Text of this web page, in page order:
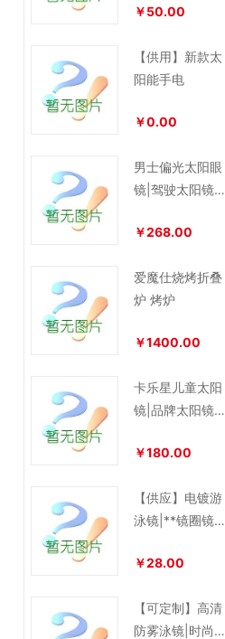
￥50.00
【供用】新款太
阳能手电
￥0.00
男士偏光太阳眼
镜|驾驶太阳镜墨
￥268.00
爱魔仕烧烤折叠
炉 烤炉
￥1400.00
卡乐星儿童太阳
镜|品牌太阳镜-
￥180.00
【供应】电镀游
泳镜|**镜圈镜
泳镜
￥28.00
【可定制】高清
防雾泳镜|时尚泳